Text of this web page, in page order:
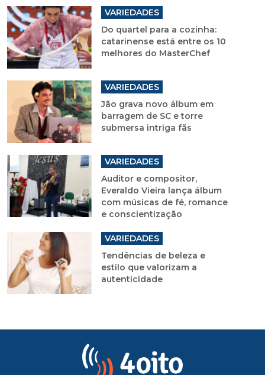
VARIEDADES
Do quartel para a cozinha:
catarinense está entre os 10
melhores do MasterChef
VARIEDADES
Jão grava novo álbum em
barragem de SC e torre
submersa intriga fãs
VARIEDADES
Auditor e compositor,
Everaldo Vieira lança álbum
com músicas de fé, romance
e conscientização
VARIEDADES
Tendências de beleza e
estilo que valorizam a
autenticidade